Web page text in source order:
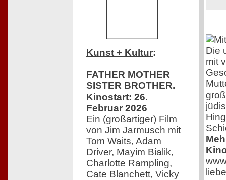
Kunst + Kultur:
FATHER MOTHER
SISTER BROTHER.
Kinostart: 26.
Februar 2026
Ein (großartiger) Film
von Jim Jarmusch mit
Tom Waits, Adam
Driver, Mayim Bialik,
Charlotte Rampling,
Cate Blanchett, Vicky
Die
mit